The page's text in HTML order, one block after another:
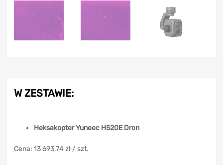
W ZESTAWIE:
Heksakopter Yuneec H520E Dron
Cena: 13 693,74 zł / szt.